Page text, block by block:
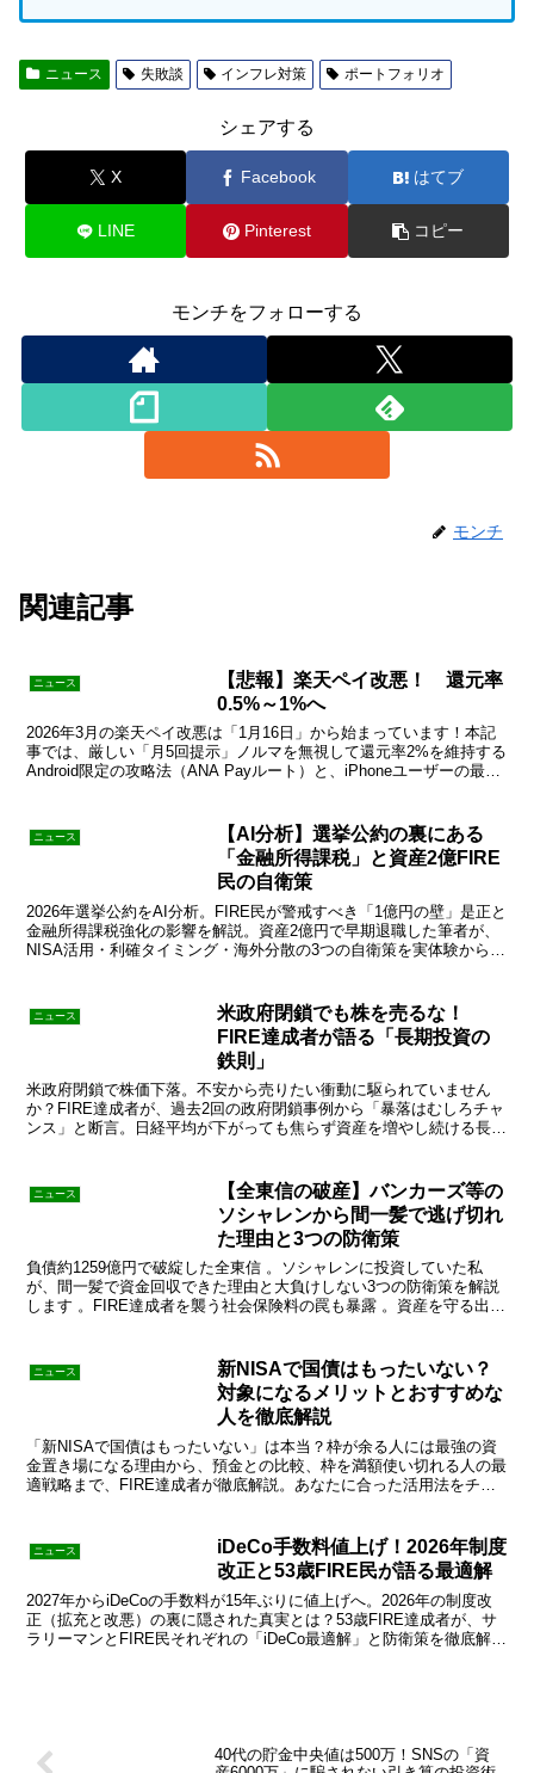
ニュース 失敗談 インフレ対策 ポートフォリオ
シェアする
X Facebook はてブ
LINE Pinterest コピー
モンチをフォローする
モンチ
関連記事
ニュース
【悲報】楽天ペイ改悪！ 還元率
0.5%～1%へ
2026年3月の楽天ペイ改悪は「1月16日」から始まっています！本記
事では、厳しい「月5回提示」ノルマを無視して還元率2%を維持する
Android限定の攻略法（ANA Payルート）と、iPhoneユーザーの最適
ニュース
【AI分析】選挙公約の裏にある
「金融所得課税」と資産2億FIRE
民の自衛策
2026年選挙公約をAI分析。FIRE民が警戒すべき「1億円の壁」是正と
金融所得課税強化の影響を解説。資産2億円で早期退職した筆者が、
NISA活用・利確タイミング・海外分散の3つの自衛策を実体験から提
ニュース
米政府閉鎖でも株を売るな！
FIRE達成者が語る「長期投資の
鉄則」
米政府閉鎖で株価下落。不安から売りたい衝動に駆られていません
か？FIRE達成者が、過去2回の政府閉鎖事例から「暴落はむしろチャ
ンス」と断言。日経平均が下がっても焦らず資産を増やし続ける長期
ニュース
【全東信の破産】バンカーズ等の
ソシャレンから間一髪で逃げ切れ
た理由と3つの防衛策
負債約1259億円で破綻した全東信 。ソシャレンに投資していた私
が、間一髪で資金回収できた理由と大負けしない3つの防衛策を解説
します 。FIRE達成者を襲う社会保険料の罠も暴露 。資産を守る出口
ニュース
新NISAで国債はもったいない？
対象になるメリットとおすすめな
人を徹底解説
「新NISAで国債はもったいない」は本当？枠が余る人には最強の資
金置き場になる理由から、預金との比較、枠を満額使い切れる人の最
適戦略まで、FIRE達成者が徹底解説。あなたに合った活用法をチェ
ニュース
iDeCo手数料値上げ！2026年制度
改正と53歳FIRE民が語る最適解
2027年からiDeCoの手数料が15年ぶりに値上げへ。2026年の制度改
正（拡充と改悪）の裏に隠された真実とは？53歳FIRE達成者が、サ
ラリーマンとFIRE民それぞれの「iDeCo最適解」と防衛策を徹底解
40代の貯金中央値は500万！SNSの「資